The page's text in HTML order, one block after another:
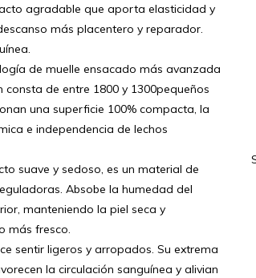
agradable que aporta elasticidad y
más placentero y reparador.
de muelle ensacado más avanzada
de entre 1800 y 1300pequeños
una superficie 100% compacta, la
e independencia de lechos
suave y sedoso, es un material de
Absobe la humedad del
manteniendo la piel seca y
más fresco.
sentir ligeros y arropados. Su extrema
la circulación sanguínea y alivian